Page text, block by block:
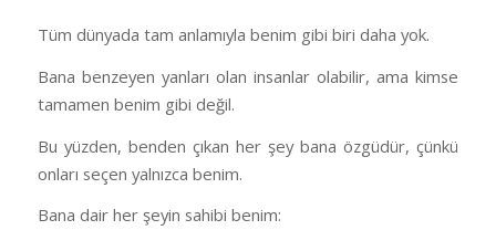
Tüm dünyada tam anlamıyla benim gibi biri daha yok.
Bana benzeyen yanları olan insanlar olabilir, ama kimse
tamamen benim gibi değil.
Bu yüzden, benden çıkan her şey bana özgüdür, çünkü
onları seçen yalnızca benim.
Bana dair her şeyin sahibi benim: